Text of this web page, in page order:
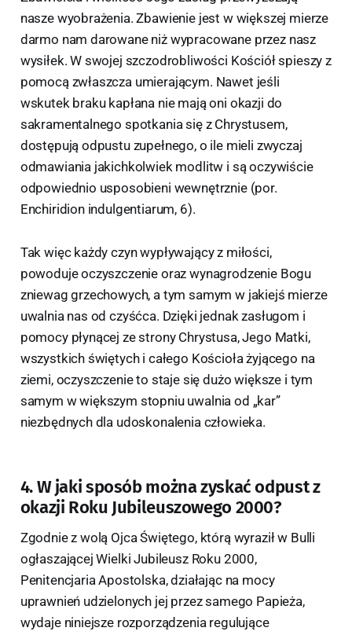
nasze wyobrażenia. Zbawienie jest w większej mierze
darmo nam darowane niż wypracowane przez nasz
wysiłek. W swojej szczodrobliwości Kościół spieszy z
pomocą zwłaszcza umierającym. Nawet jeśli
wskutek braku kapłana nie mają oni okazji do
sakramentalnego spotkania się z Chrystusem,
dostępują odpustu zupełnego, o ile mieli zwyczaj
odmawiania jakichkolwiek modlitw i są oczywiście
odpowiednio usposobieni wewnętrznie (por.
Enchiridion indulgentiarum, 6).
Tak więc każdy czyn wypływający z miłości,
powoduje oczyszczenie oraz wynagrodzenie Bogu
zniewag grzechowych, a tym samym w jakiejś mierze
uwalnia nas od czyśćca. Dzięki jednak zasługom i
pomocy płynącej ze strony Chrystusa, Jego Matki,
wszystkich świętych i całego Kościoła żyjącego na
ziemi, oczyszczenie to staje się dużo większe i tym
samym w większym stopniu uwalnia od „kar”
niezbędnych dla udoskonalenia człowieka.
4. W jaki sposób można zyskać odpust z
okazji Roku Jubileuszowego 2000?
Zgodnie z wolą Ojca Świętego, którą wyraził w Bulli
ogłaszającej Wielki Jubileusz Roku 2000,
Penitencjaria Apostolska, działając na mocy
uprawnień udzielonych jej przez samego Papieża,
wydaje niniejsze rozporządzenia regulujące